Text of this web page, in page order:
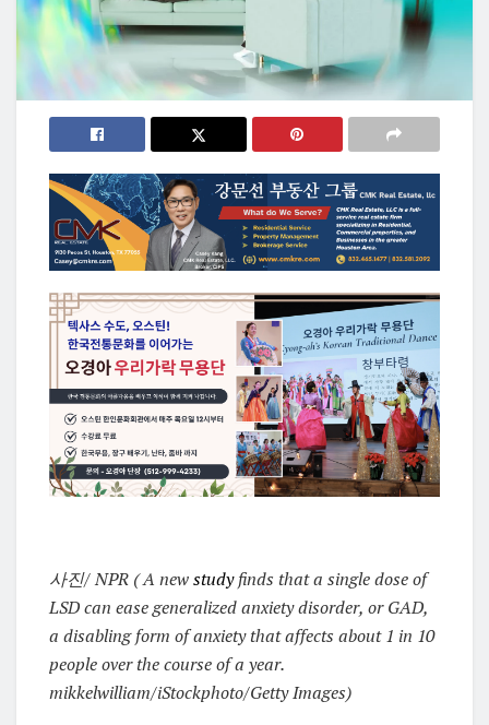
사진/ NPR ( A newstudyfinds that a single dose of
LSD can ease generalized anxiety disorder, or GAD,
a disabling form of anxiety that affects about 1 in 10
people over the course of a year.
mikkelwilliam/iStockphoto/Getty Images)